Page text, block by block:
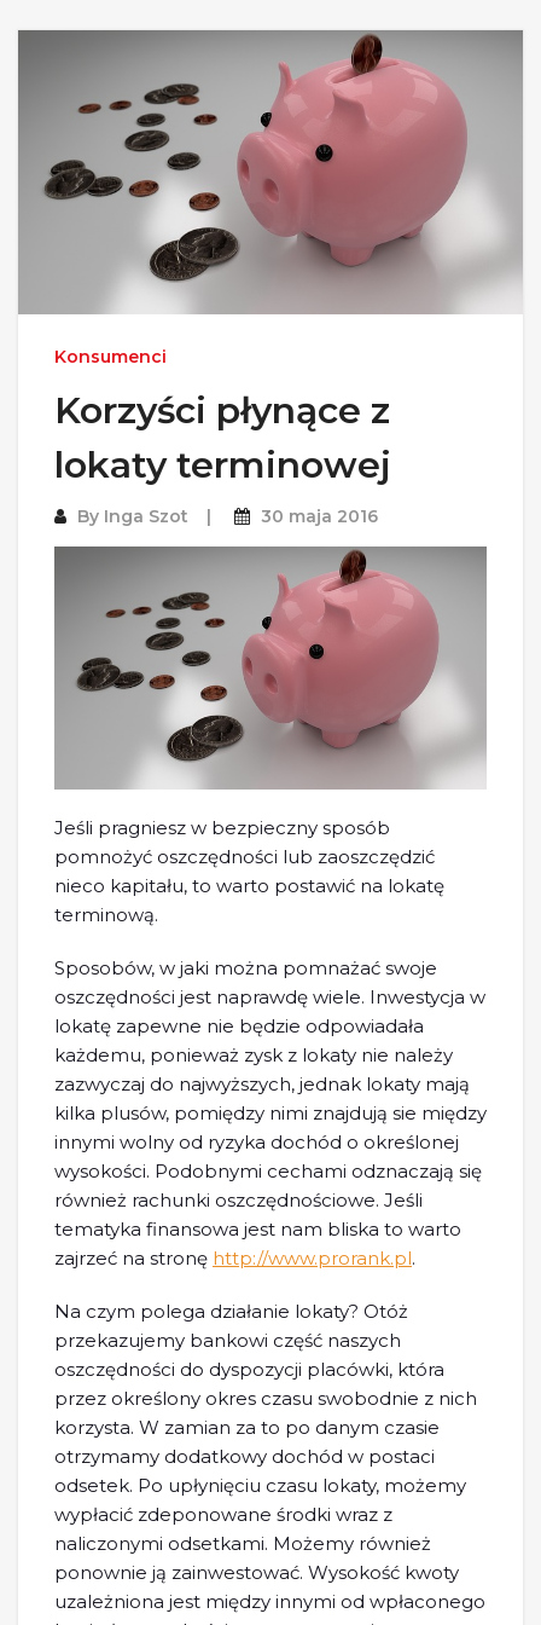
Konsumenci
Korzyści płynące z
lokaty terminowej
By Inga Szot 30 maja 2016
Jeśli pragniesz w bezpieczny sposób
pomnożyć oszczędności lub zaoszczędzić
nieco kapitału, to warto postawić na lokatę
terminową.
Sposobów, w jaki można pomnażać swoje
oszczędności jest naprawdę wiele. Inwestycja w
lokatę zapewne nie będzie odpowiadała
każdemu, ponieważ zysk z lokaty nie należy
zazwyczaj do najwyższych, jednak lokaty mają
kilka plusów, pomiędzy nimi znajdują sie między
innymi wolny od ryzyka dochód o określonej
wysokości. Podobnymi cechami odznaczają się
również rachunki oszczędnościowe. Jeśli
tematyka finansowa jest nam bliska to warto
zajrzeć na stronę http://www.prorank.pl.
Na czym polega działanie lokaty? Otóż
przekazujemy bankowi część naszych
oszczędności do dyspozycji placówki, która
przez określony okres czasu swobodnie z nich
korzysta. W zamian za to po danym czasie
otrzymamy dodatkowy dochód w postaci
odsetek. Po upłynięciu czasu lokaty, możemy
wypłacić zdeponowane środki wraz z
naliczonymi odsetkami. Możemy również
ponownie ją zainwestować. Wysokość kwoty
uzależniona jest między innymi od wpłaconego